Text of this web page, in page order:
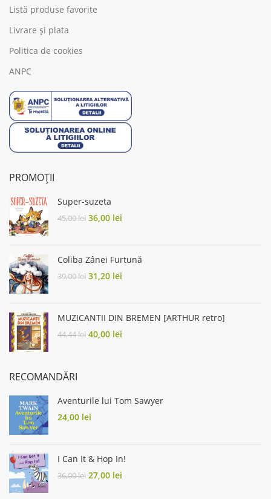
Listă produse favorite
Livrare și plata
Politica de cookies
ANPC
PROMOȚII
Super-suzeta
45,00lei Original
36,00 lei
Coliba Zânei Furtună
39,00lei Original
31,20 lei
MUZICANTII DIN BREMEN [ARTHUR retro]
44,44lei Original
40,00 lei
RECOMANDĂRI
Aventurile lui Tom Sawyer
24,00 lei
I Can It & Hop In!
36,00lei Original
27,00 lei